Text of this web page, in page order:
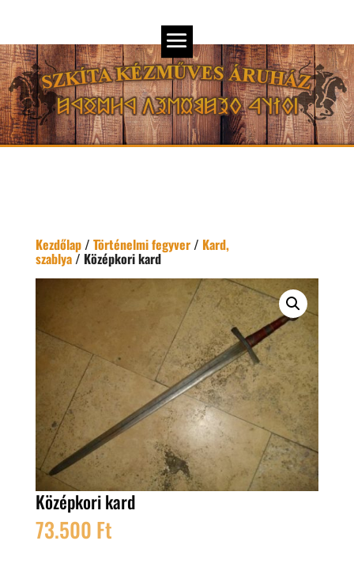
Kezdőlap/ Történelmi fegyver/ Kard,
szablya/ Középkori kard
Középkori kard
73.500 Ft